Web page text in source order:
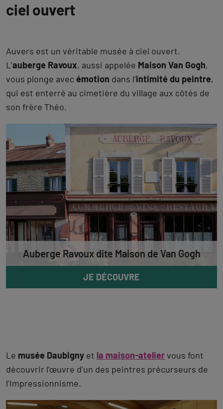
ciel ouvert
Auvers est un véritable musée à ciel ouvert.
L’auberge Ravoux, aussi appelée Maison Van Gogh,
vous plonge avecémotion dans l’intimité du peintre,
qui est enterré au cimetière du village aux côtés de
son frère Théo.
Auberge Ravoux dite Maison de Van Gogh
JE DÉCOUVRE
Le musée Daubigny et la maison-ateliervous font
découvrir l’œuvre d’un des peintres précurseurs de
l’Impressionnisme.